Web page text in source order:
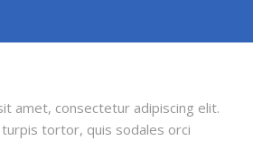
amet, consectetur adipiscing elit.
tortor, quis sodales orci